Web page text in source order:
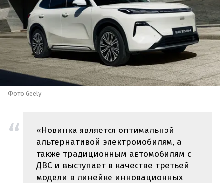
Фото Geely
«Новинка является оптимальной
альтернативой электромобилям, а
также традиционным автомобилям с
ДВС и выступает в качестве третьей
модели в линейке инновационных